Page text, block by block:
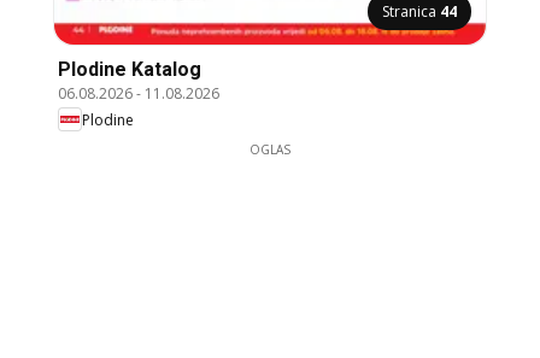
Stranica 44
Plodine Katalog
06.08.2026- 11.08.2026
Plodine
OGLAS